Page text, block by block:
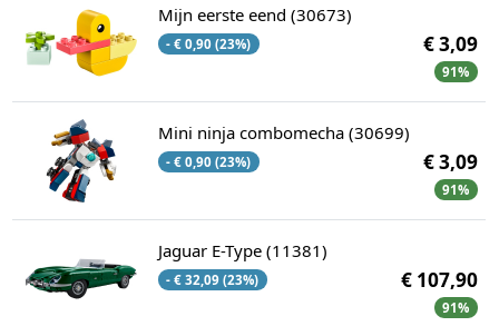
Mijn eerste eend (30673)
- € 0,90 (23%) € 3,09
91%
Mini ninja combomecha (30699)
- € 0,90 (23%) € 3,09
91%
Jaguar E-Type (11381)
- € 32,09 (23%) € 107,90
91%